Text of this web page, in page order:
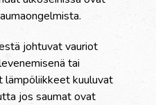
johtuvat vauriot
tai
lämpöliikkeet kuuluvat
jos saumat ovat